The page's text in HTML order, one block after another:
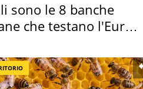
sono le 8 banche
che testano l'Euro